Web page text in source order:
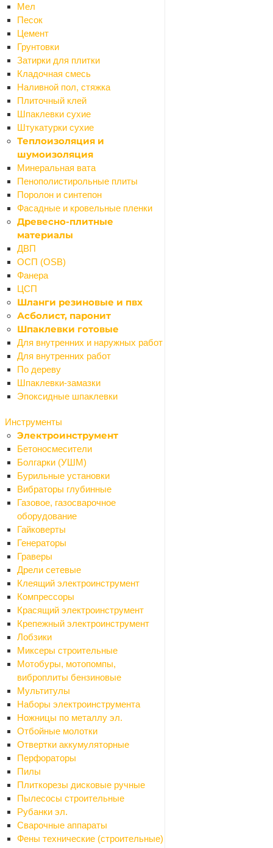
Мел
Песок
Цемент
Грунтовки
Затирки для плитки
Кладочная смесь
Наливной пол, стяжка
Плиточный клей
Шпаклевки сухие
Штукатурки сухие
Теплоизоляция и
шумоизоляция
Минеральная вата
Пенополистирольные плиты
Поролон и синтепон
Фасадные и кровельные пленки
Древесно-плитные
материалы
ДВП
ОСП (OSB)
Фанера
ЦСП
Шланги резиновые и пвх
Асболист, паронит
Шпаклевки готовые
Для внутренних и наружных работ
Для внутренних работ
По дереву
Шпаклевки-замазки
Эпоксидные шпаклевки
Инструменты
Электроинструмент
Бетоносмесители
Болгарки (УШМ)
Бурильные установки
Вибраторы глубинные
Газовое, газосварочное
оборудование
Гайковерты
Генераторы
Граверы
Дрели сетевые
Клеящий электроинструмент
Компрессоры
Красящий электроинструмент
Крепежный электроинструмент
Лобзики
Миксеры строительные
Мотобуры, мотопомпы,
виброплиты бензиновые
Мультитулы
Наборы электроинструмента
Ножницы по металлу эл.
Отбойные молотки
Отвертки аккумуляторные
Перфораторы
Пилы
Плиткорезы дисковые ручные
Пылесосы строительные
Рубанки эл.
Сварочные аппараты
Фены технические (строительные)
Я согласен наобработку персональных данных
ОТПРАВИТЬ
Ваше имя
Телефон
Email
Вопрос*
Я согласен на
ОТПРАВИТЬ